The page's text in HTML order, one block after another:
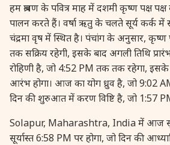
28 August, 2026
28 August, 2026
28 August, 2026
28 August, 2026
हम श्रावण के पवित्र माह में दशमी कृष्ण पक्ष
पालन करते हैं। वर्षा ऋतु के चलते सूर्य कर्क में
चंद्रमा वृष में स्थित है। पंचांग के अनुसार,
तक सक्रिय रहेगी, इसके बाद अगली तिथि
रोहिणी है, जो 4:52 PM तक तक रहेगा, इसके
आरंभ होगा। आज का योग ध्रुव है, जो 9:02
दिन की शुरुआत में करण विष्टि है, जो 1:57
Solapur, Maharashtra, India में आज
सूर्यास्त 6:58 PM पर होगा, जो दिन की